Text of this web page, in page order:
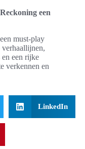
een
must-play
verhaallijnen,
en een rijke
verkennen en
LinkedIn